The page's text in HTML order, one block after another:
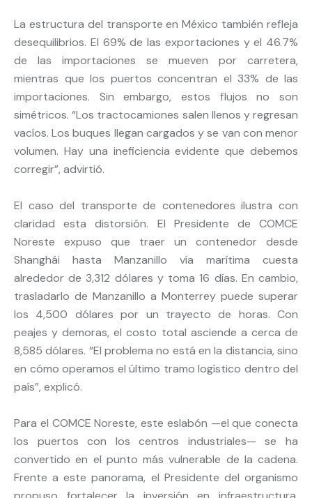
La estructura del transporte en México también refleja
desequilibrios. El 69% de las exportaciones y el 46.7%
de las importaciones se mueven por carretera,
mientras que los puertos concentran el 33% de las
importaciones. Sin embargo, estos flujos no son
simétricos. “Los tractocamiones salen llenos y regresan
vacíos. Los buques llegan cargados y se van con menor
volumen. Hay una ineficiencia evidente que debemos
corregir”, advirtió.
El caso del transporte de contenedores ilustra con
claridad esta distorsión. El Presidente de COMCE
Noreste expuso que traer un contenedor desde
Shanghái hasta Manzanillo vía marítima cuesta
alrededor de 3,312 dólares y toma 16 días. En cambio,
trasladarlo de Manzanillo a Monterrey puede superar
los 4,500 dólares por un trayecto de horas. Con
peajes y demoras, el costo total asciende a cerca de
8,585 dólares. “El problema no está en la distancia, sino
en cómo operamos el último tramo logístico dentro del
país”, explicó.
Para el COMCE Noreste, este eslabón —el que conecta
los puertos con los centros industriales— se ha
convertido en el punto más vulnerable de la cadena.
Frente a este panorama, el Presidente del organismo